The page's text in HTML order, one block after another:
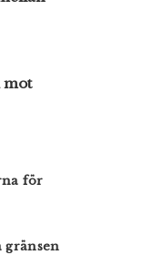
mot
för
gränsen